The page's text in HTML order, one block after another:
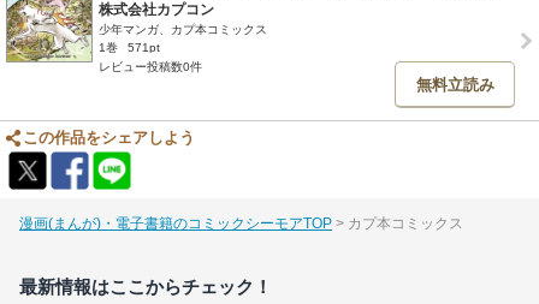
株式会社カプコン
少年マンガ、カプ本コミックス
1巻
571pt
レビュー投稿数0件
無料立読み
この作品をシェアしよう
漫画(まんが)・電子書籍のコミックシーモアTOP カプ本コミックス
最新情報はここからチェック！